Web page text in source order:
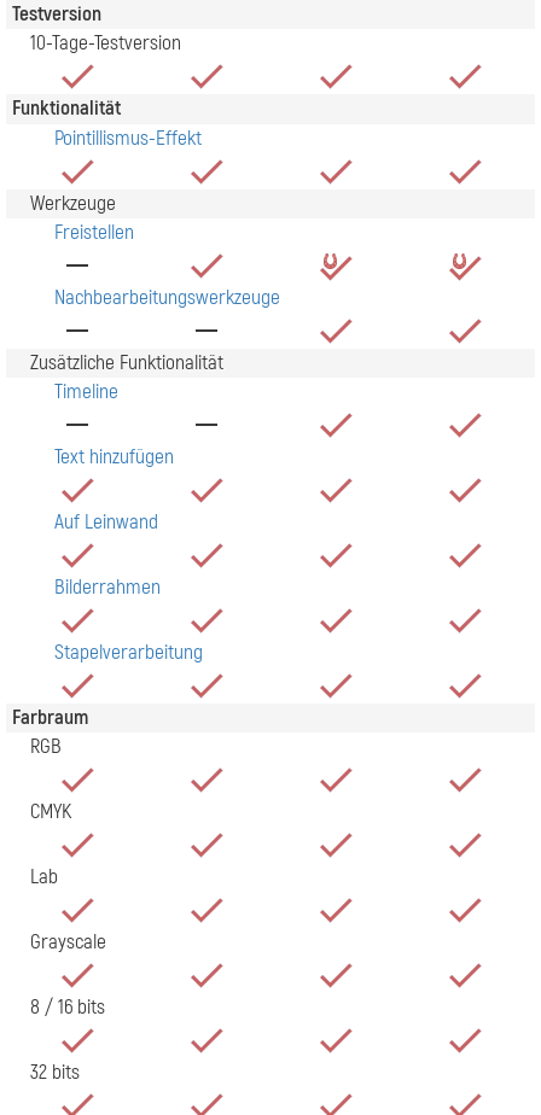
Testversion
10-Tage-Testversion
Funktionalität
Pointillismus-Effekt
Werkzeuge
Freistellen
Nachbearbeitungswerkzeuge
Zusätzliche Funktionalität
Timeline
Text hinzufügen
Auf Leinwand
Bilderrahmen
Stapelverarbeitung
Farbraum
RGB
CMYK
Lab
Grayscale
8 / 16 bits
32 bits